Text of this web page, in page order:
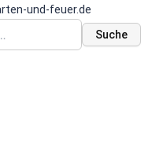
und-feuer.de
Suche